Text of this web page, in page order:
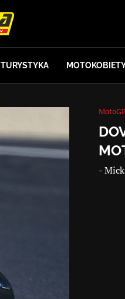
TURYSTYKA
-Mick